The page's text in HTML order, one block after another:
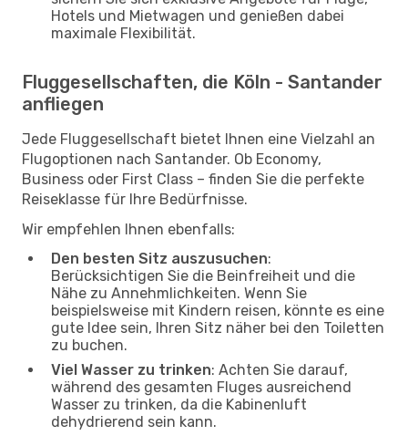
Hotels und Mietwagen und genießen dabei
maximale Flexibilität.
Fluggesellschaften, die Köln - Santander
anfliegen
Jede Fluggesellschaft bietet Ihnen eine Vielzahl an
Flugoptionen nach Santander. Ob Economy,
Business oder First Class – finden Sie die perfekte
Reiseklasse für Ihre Bedürfnisse.
Wir empfehlen Ihnen ebenfalls:
Den besten Sitz auszusuchen:
Berücksichtigen Sie die Beinfreiheit und die
Nähe zu Annehmlichkeiten. Wenn Sie
beispielsweise mit Kindern reisen, könnte es eine
gute Idee sein, Ihren Sitz näher bei den Toiletten
zu buchen.
Viel Wasser zu trinken: Achten Sie darauf,
während des gesamten Fluges ausreichend
Wasser zu trinken, da die Kabinenluft
dehydrierend sein kann.